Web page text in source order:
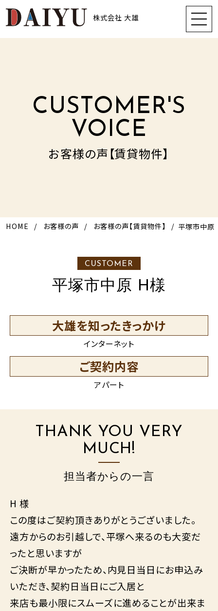
株式会社 大雄
CUSTOMER'S
VOICE
お客様の声【賃貸物件】
HOME お客様の声 お客様の声【賃貸物件】 平塚市中原
CUSTOMER
平塚市中原 H様
大雄を知ったきっかけ
インターネット
ご契約内容
アパート
THANK YOU VERY
MUCH!
担当者からの一言
H 様
この度はご契約頂きありがとうございました。
遠方からのお引越しで、平塚へ来るのも大変だ
ったと思いますが
ご決断が早かったため、内見日当日にお申込み
いただき、契約日当日にご入居と
来店も最小限にスムーズに進めることが出来ま